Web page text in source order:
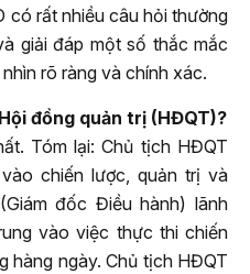
có rất nhiều câu hỏi thường
giải đáp một số thắc mắc
rõ ràng và chính xác.
đồng quản trị (HĐQT)?
Tóm lại: Chủ tịch HĐQT
chiến lược, quản trị và
đốc Điều hành) lãnh
vào việc thực thi chiến
hàng ngày. Chủ tịch HĐQT